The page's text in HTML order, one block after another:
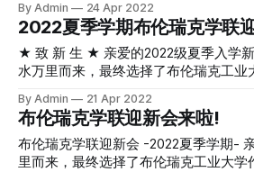
事、感想体悟等，抒发对中德建交50周
发展的祝福和寄语。
联在服务同学的路上已经走了几十年的时间。 当下
泛的向新同学发出邀请，邀请或是志同
满兴趣的小伙伴加入学联。 在这里你可以收获一个稳定的朋
友圈，认识更多的新朋友，其中不乏博士生大
在这里你可以体验组织活动和团结同学
个人品格，提升综合能力； 在这里你还可以尝试与校方和中
德企业交流，或是维护同学们的权益，
景…… 我们不苛责人的完美，只期待一颗真实而炽热的心。 期
By Admin 24 Apr 2022
2022夏季学期布伦瑞克学联
★ 致 新 生 ★ 亲爱的2022级夏季入学新生： 很高兴你跋山涉
水万里而来，最终选择了布伦瑞克工业
个本地华人团体以及德国本地友好组织
你分享布伦学业信息、留德生活经验；
期大家可以更好的适应留德的学习和生活。 由于新冠
限制，我们暂定采取线上线下双线程同
By Admin 21 Apr 2022
布伦瑞克学联迎新会来啦!
布伦瑞克学联迎新会 -2022夏季学期- 亲爱的2022级夏季入学新生： 很高兴你跋山涉水万
里而来，最终选择了布伦瑞克工业大学作为继续深造的学